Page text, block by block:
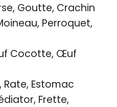
Goutte, Crachin
Perroquet,
Cocotte, Œuf
Rate, Estomac
Frette,